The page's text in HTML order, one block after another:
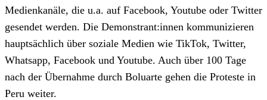
Medienkanäle, die u.a. auf Facebook, Youtube oder Twitter
gesendet werden. Die Demonstrant:innen kommunizieren
hauptsächlich über soziale Medien wie TikTok, Twitter,
Whatsapp, Facebook und Youtube. Auch über 100 Tage
nach der Übernahme durch Boluarte gehen die Proteste in
Peru weiter.